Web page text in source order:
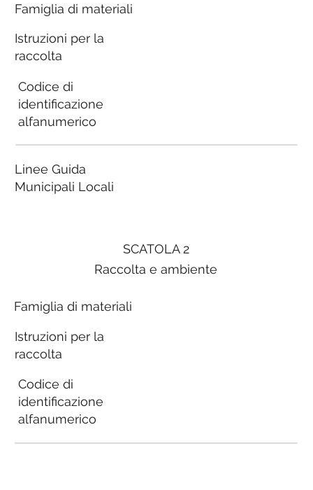
SCATOLA 2
Raccolta e ambiente
Famiglia di materiali
Istruzioni per la
raccolta
Codice di
identificazione
alfanumerico
Famiglia di materiali
Istruzioni per la
raccolta
Codice di
identificazione
alfanumerico
Linee Guida
Municipali Locali